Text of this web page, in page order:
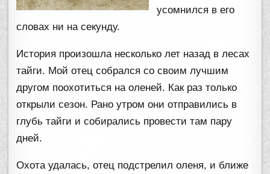
усомнился в его
словах ни на секунду.
История произошла несколько лет назад в лесах
тайги. Мой отец собрался со своим лучшим
другом поохотиться на оленей. Как раз только
открыли сезон. Рано утром они отправились в
глубь тайги и собирались провести там пару
дней.
Охота удалась, отец подстрелил оленя, и ближе